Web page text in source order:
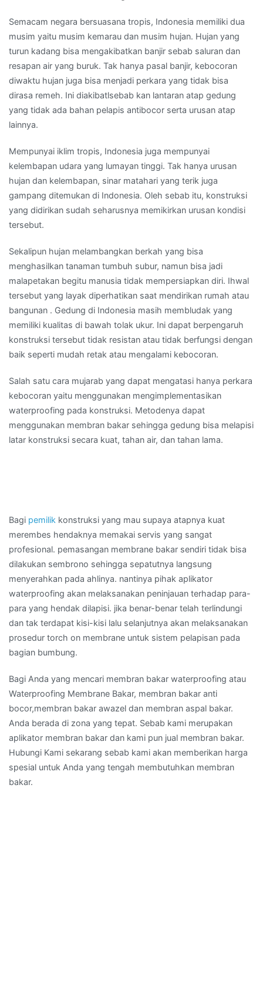
Semacam negara bersuasana tropis, Indonesia memiliki dua
musim yaitu musim kemarau dan musim hujan. Hujan yang
turun kadang bisa mengakibatkan banjir sebab saluran dan
resapan air yang buruk. Tak hanya pasal banjir, kebocoran
diwaktu hujan juga bisa menjadi perkara yang tidak bisa
dirasa remeh. Ini diakibatlsebab kan lantaran atap gedung
yang tidak ada bahan pelapis antibocor serta urusan atap
lainnya.
Mempunyai iklim tropis, Indonesia juga mempunyai
kelembapan udara yang lumayan tinggi. Tak hanya urusan
hujan dan kelembapan, sinar matahari yang terik juga
gampang ditemukan di Indonesia. Oleh sebab itu, konstruksi
yang didirikan sudah seharusnya memikirkan urusan kondisi
tersebut.
Sekalipun hujan melambangkan berkah yang bisa
menghasilkan tanaman tumbuh subur, namun bisa jadi
malapetakan begitu manusia tidak mempersiapkan diri. Ihwal
tersebut yang layak diperhatikan saat mendirikan rumah atau
bangunan . Gedung di Indonesia masih membludak yang
memiliki kualitas di bawah tolak ukur. Ini dapat berpengaruh
konstruksi tersebut tidak resistan atau tidak berfungsi dengan
baik seperti mudah retak atau mengalami kebocoran.
Salah satu cara mujarab yang dapat mengatasi hanya perkara
kebocoran yaitu menggunakan mengimplementasikan
waterproofing pada konstruksi. Metodenya dapat
menggunakan membran bakar sehingga gedung bisa melapisi
latar konstruksi secara kuat, tahan air, dan tahan lama.
Bagi pemilik konstruksi yang mau supaya atapnya kuat
merembes hendaknya memakai servis yang sangat
profesional. pemasangan membrane bakar sendiri tidak bisa
dilakukan sembrono sehingga sepatutnya langsung
menyerahkan pada ahlinya. nantinya pihak aplikator
waterproofing akan melaksanakan peninjauan terhadap para-
para yang hendak dilapisi. jika benar-benar telah terlindungi
dan tak terdapat kisi-kisi lalu selanjutnya akan melaksanakan
prosedur torch on membrane untuk sistem pelapisan pada
bagian bumbung.
Bagi Anda yang mencari membran bakar waterproofing atau
Waterproofing Membrane Bakar, membran bakar anti
bocor,membran bakar awazel dan membran aspal bakar.
Anda berada di zona yang tepat. Sebab kami merupakan
aplikator membran bakar dan kami pun jual membran bakar.
Hubungi Kami sekarang sebab kami akan memberikan harga
spesial untuk Anda yang tengah membutuhkan membran
bakar.